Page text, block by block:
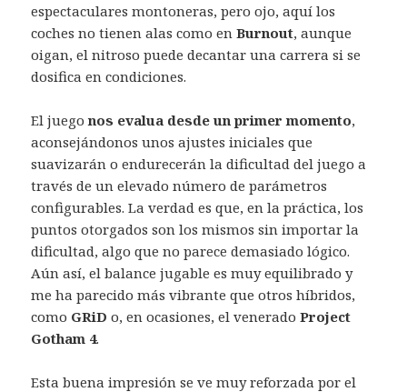
espectaculares montoneras, pero ojo, aquí los
coches no tienen alas como enBurnout, aunque
oigan, el nitroso puede decantar una carrera si se
dosifica en condiciones.
El juegonos evalua desde un primer momento,
aconsejándonos unos ajustes iniciales que
suavizarán o endurecerán la dificultad del juego a
través de un elevado número de parámetros
configurables. La verdad es que, en la práctica, los
puntos otorgados son los mismos sin importar la
dificultad, algo que no parece demasiado lógico.
Aún así, el balance jugable es muy equilibrado y
me ha parecido más vibrante que otros híbridos,
como GRiD o, en ocasiones, el veneradoProject
Gotham 4.
Esta buena impresión se ve muy reforzada por el